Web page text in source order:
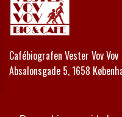
Cafébiografen Vester Vov Vov
Absalonsgade 5, 1658